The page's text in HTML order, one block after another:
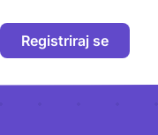
Registriraj se